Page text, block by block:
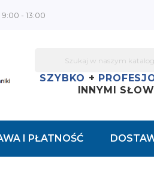
- 13:00
SZYBKO +
INNYMI
I PŁATNOŚĆ